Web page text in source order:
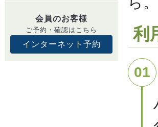
会員のお客様
ご予約・確認はこちら
インターネット予約